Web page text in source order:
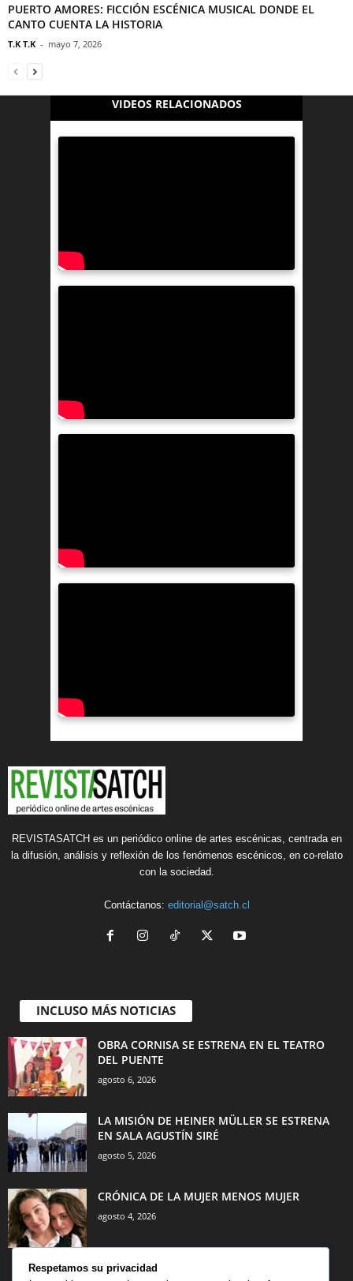
PUERTO AMORES: FICCIÓN ESCÉNICA MUSICAL DONDE EL
CANTO CUENTA LA HISTORIA
T.K T.K - mayo 7, 2026
VIDEOS RELACIONADOS
REVISTASATCH es un periódico online de artes escénicas, centrada en
la difusión, análisis y reflexión de los fenómenos escénicos, en co-relato
con la sociedad.
Contáctanos: editorial@satch.cl
INCLUSO MÁS NOTICIAS
OBRA CORNISA SE ESTRENA EN EL TEATRO
DEL PUENTE
agosto 6, 2026
LA MISIÓN DE HEINER MÜLLER SE ESTRENA
EN SALA AGUSTÍN SIRÉ
agosto 5, 2026
CRÓNICA DE LA MUJER MENOS MUJER
agosto 4, 2026
Respetamos su privacidad